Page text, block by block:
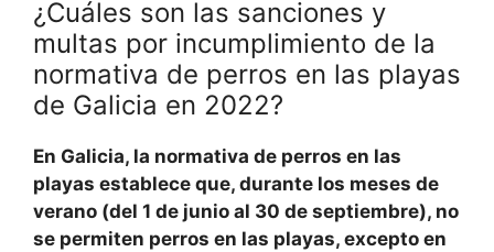
¿Cuáles son las sanciones y
multas por incumplimiento de la
normativa de perros en las playas
de Galicia en 2022?
En Galicia, la normativa de perros en las
playas establece que, durante los meses de
verano (del 1 de junio al 30 de septiembre), no
se permiten perros en las playas, excepto en